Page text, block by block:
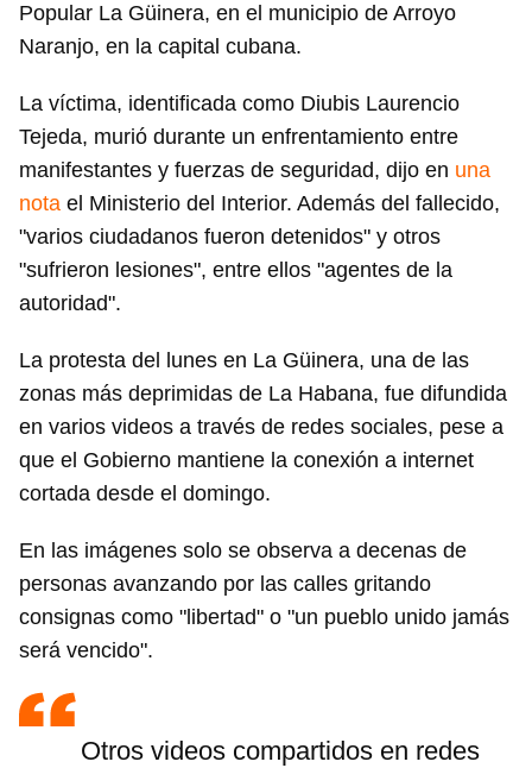
Popular La Güinera, en el municipio de Arroyo
Naranjo, en la capital cubana.
La víctima, identificada como Diubis Laurencio
Tejeda, murió durante un enfrentamiento entre
manifestantes y fuerzas de seguridad, dijo en una
nota el Ministerio del Interior. Además del fallecido,
"varios ciudadanos fueron detenidos" y otros
"sufrieron lesiones", entre ellos "agentes de la
autoridad".
La protesta del lunes en La Güinera, una de las
zonas más deprimidas de La Habana, fue difundida
en varios videos a través de redes sociales, pese a
que el Gobierno mantiene la conexión a internet
cortada desde el domingo.
En las imágenes solo se observa a decenas de
personas avanzando por las calles gritando
consignas como "libertad" o "un pueblo unido jamás
será vencido".
Otros videos compartidos en redes